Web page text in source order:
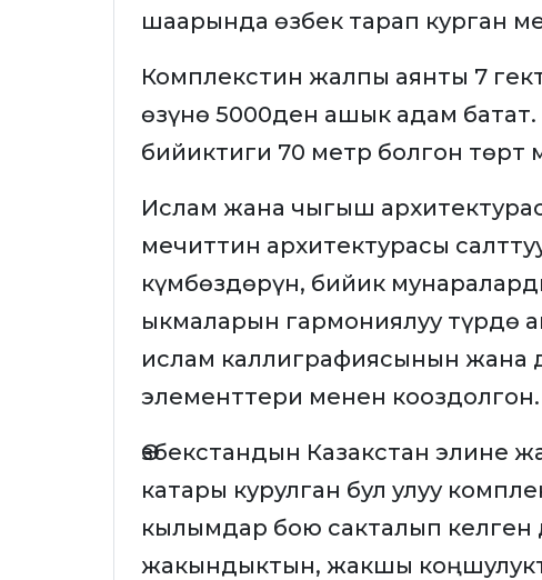
шаарында өзбек тарап курган
Комплекстин жалпы аянты 7
өзүнө 5000ден ашык адам
бийиктиги 70 метр болгон төрт
Ислам жана чыгыш
мечиттин архитектурасы
күмбөздөрүн, бийик
ыкмаларын гармониялуу түрдө
ислам каллиграфиясынын жана
элементтери менен кооздолгон.
Өзбекстандын Казакстан элине
катары курулган бул улуу
кылымдар бою сакталып келген
жакындыктын, жакшы